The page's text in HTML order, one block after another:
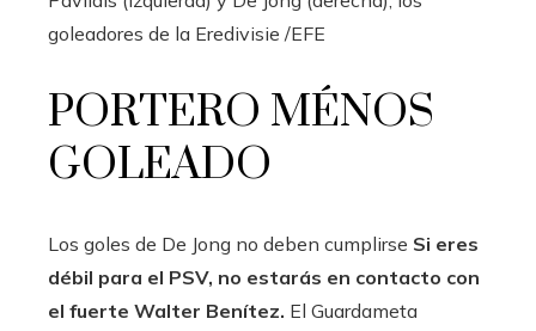
goleadores de la Eredivisie /EFE
PORTERO MÉNOS
GOLEADO
Los goles de De Jong no deben cumplirse Si eres
débil para el PSV, no estarás en contacto con
el fuerte Walter Benítez. El Guardameta